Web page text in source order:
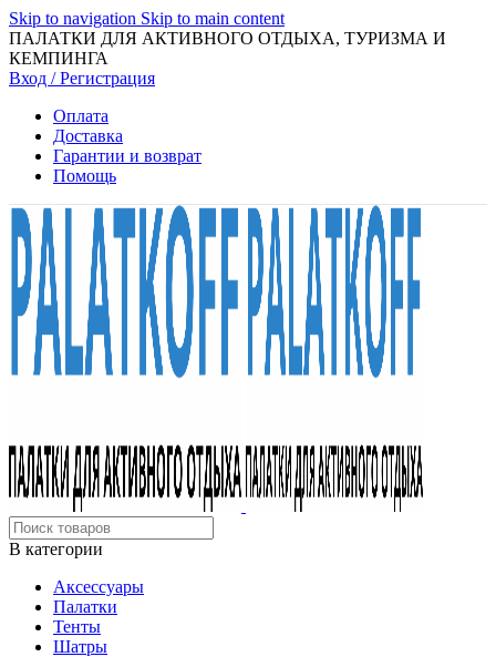
Skip to navigation Skip to main content
ПАЛАТКИ ДЛЯ АКТИВНОГО ОТДЫХА, ТУРИЗМА И
КЕМПИНГА
Вход / Регистрация
Оплата
Доставка
Гарантии и возврат
Помощь
В категории
Аксессуары
Палатки
Тенты
Шатры